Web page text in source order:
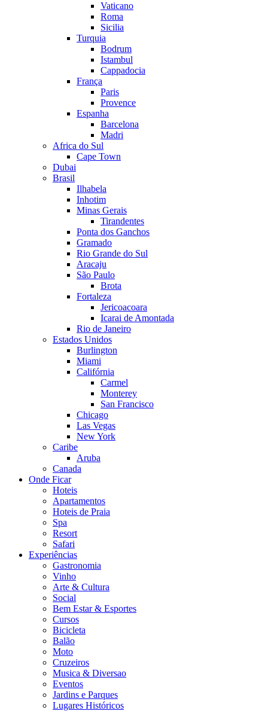
Vaticano
Roma
Sicilia
Turquia
Bodrum
Istambul
Cappadocia
França
Paris
Provence
Espanha
Barcelona
Madri
Africa do Sul
Cape Town
Dubai
Brasil
Ilhabela
Inhotim
Minas Gerais
Tirandentes
Ponta dos Ganchos
Gramado
Rio Grande do Sul
Aracaju
São Paulo
Brota
Fortaleza
Jericoacoara
Icarai de Amontada
Rio de Janeiro
Estados Unidos
Burlington
Miami
Califórnia
Carmel
Monterey
San Francisco
Chicago
Las Vegas
New York
Caribe
Aruba
Canada
Onde Ficar
Hoteis
Apartamentos
Hoteis de Praia
Spa
Resort
Safari
Experiências
Gastronomia
Vinho
Arte & Cultura
Social
Bem Estar & Esportes
Cursos
Bicicleta
Balão
Moto
Cruzeiros
Musica & Diversao
Eventos
Jardins e Parques
Lugares Históricos